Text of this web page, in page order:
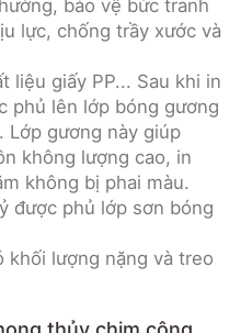
bảo vệ bức tranh
lực, chống trầy xước và
liệu giấy PP... Sau khi in
phủ lên lớp bóng gương
Lớp gương này giúp
không lượng cao, in
không bị phai màu.
được phủ lớp sơn bóng
khối lượng nặng và treo